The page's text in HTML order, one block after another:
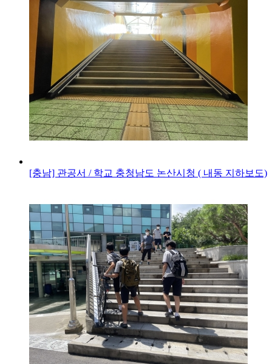
[충남] 관공서 / 학교 충청남도 논산시청 ( 내동 지하보도)